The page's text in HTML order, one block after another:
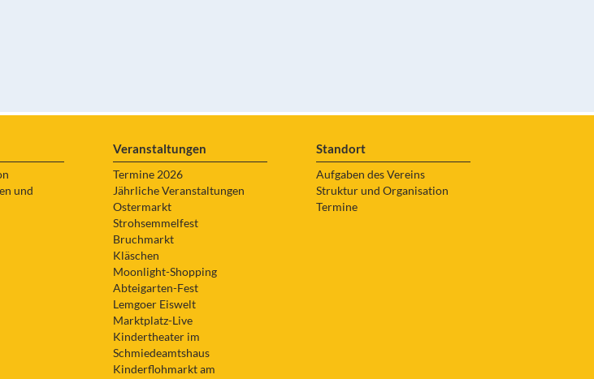
und
Veranstaltungen
Termine 2026
Jährliche Veranstaltungen
Ostermarkt
Strohsemmelfest
Bruchmarkt
Kläschen
Moonlight-Shopping
Abteigarten-Fest
Lemgoer Eiswelt
Marktplatz-Live
Kindertheater im
Schmiedeamtshaus
Kinderflohmarkt am
Standort
Aufgaben des Vereins
Struktur und Organisation
Termine